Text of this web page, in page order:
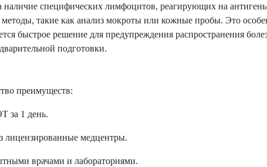
наличие специфических лимфоцитов, реагирующих на
такие как анализ мокроты или кожные пробы. Это
быстрое решение для предупреждения распространения
подготовки.
преимуществ:
за 1 день.
лицензированные медцентры.
врачами и лабораториями.